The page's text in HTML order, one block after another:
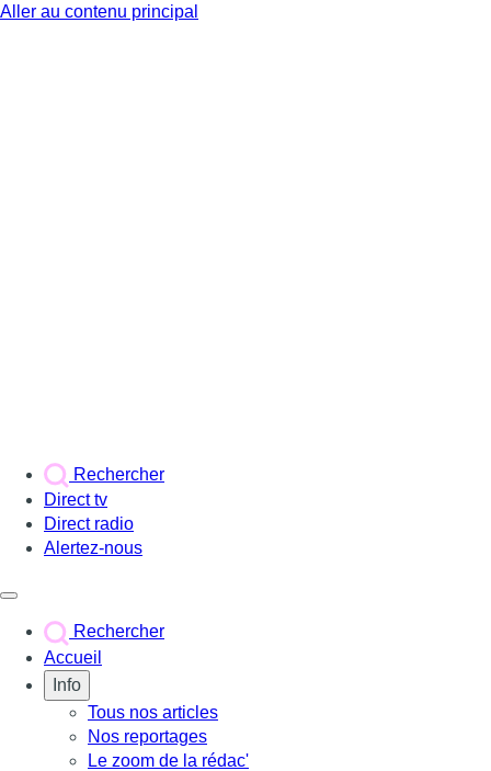
Aller au contenu principal
Rechercher
Direct tv
Direct radio
Alertez-nous
Rechercher
Accueil
Info
Tous nos articles
Nos reportages
Le zoom de la rédac'